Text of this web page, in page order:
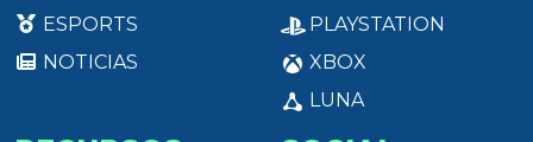
ESPORTS
NOTICIAS
PLAYSTATION
XBOX
LUNA